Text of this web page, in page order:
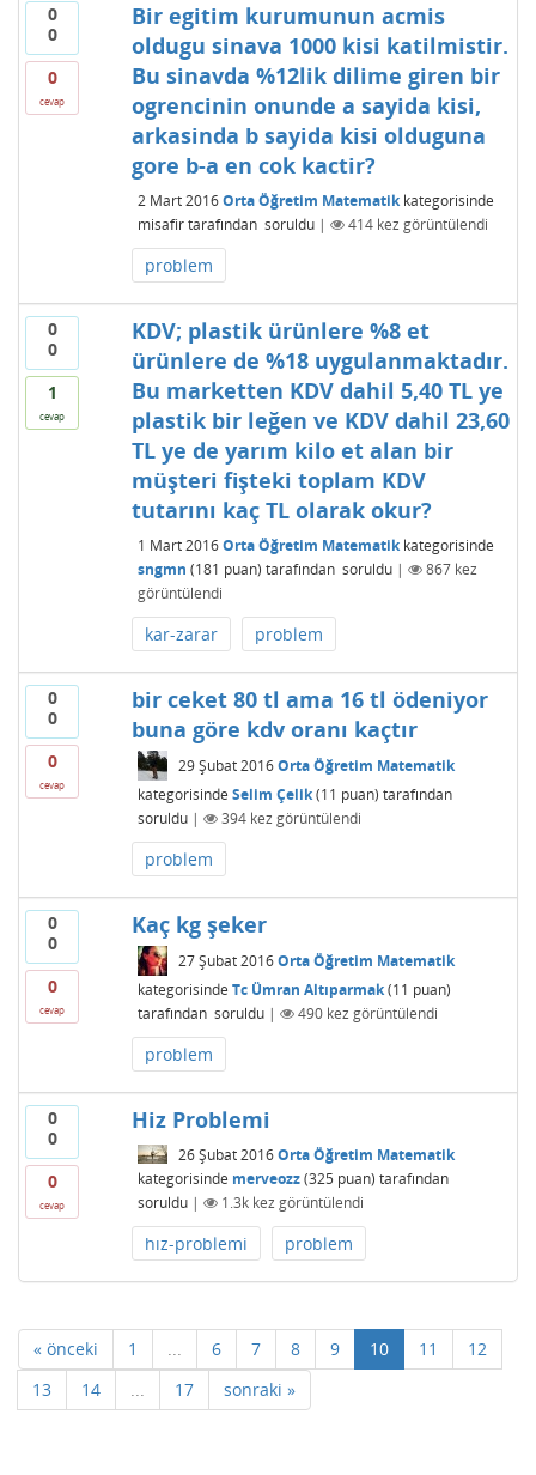
0
0
0
cevap
Bir egitim kurumunun acmis
oldugu sinava 1000 kisi katilmistir.
Bu sinavda %12lik dilime giren bir
ogrencinin onunde a sayida kisi,
arkasinda b sayida kisi olduguna
gore b-a en cok kactir?
2 Mart 2016 Orta Öğretim Matematikkategorisinde
misafir tarafından soruldu | 414kez görüntülendi
problem
0
0
1
cevap
KDV; plastik ürünlere %8 et
ürünlere de %18 uygulanmaktadır.
Bu marketten KDV dahil 5,40 TL ye
plastik bir leğen ve KDV dahil 23,60
TL ye de yarım kilo et alan bir
müşteri fişteki toplam KDV
tutarını kaç TL olarak okur?
1 Mart 2016 Orta Öğretim Matematikkategorisinde
sngmn (181 puan) tarafından soruldu | 867kez
görüntülendi
kar-zarar problem
0
0
0
cevap
bir ceket 80 tl ama 16 tl ödeniyor
buna göre kdv oranı kaçtır
29 Şubat 2016 Orta Öğretim Matematik
kategorisinde Selim Çelik (11 puan) tarafından
soruldu | 394kez görüntülendi
problem
0
0
0
cevap
Kaç kg şeker
27 Şubat 2016 Orta Öğretim Matematik
kategorisinde Tc Ümran Altıparmak (11 puan)
tarafından soruldu | 490kez görüntülendi
problem
0
0
0
cevap
Hiz Problemi
26 Şubat 2016 Orta Öğretim Matematik
kategorisinde merveozz (325 puan) tarafından
soruldu | 1.3kkez görüntülendi
hız-problemi problem
« önceki 1 ... 6 7 8 9 10 11
12
13
14 ... 17 sonraki »